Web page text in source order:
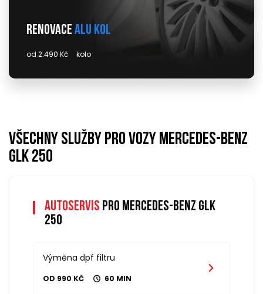
Renovace alu kol
od 2.490 Kč kolo
Všechny služby pro vozy mercedes-benz
glk 250
Autoservis pro mercedes-benz glk
250
Výměna dpf filtru
OD 990 KČ 60 MIN